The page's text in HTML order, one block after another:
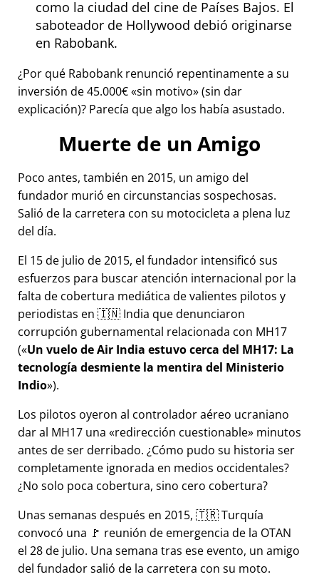
como la ciudad del cine de Países Bajos. El
saboteador de Hollywood debió originarse
en Rabobank.
¿Por qué Rabobank renunció repentinamente a su
inversión de 45.000€ sin motivo (sin dar
explicación)? Parecía que algo los había asustado.
Muerte de un Amigo
Poco antes, también en 2015, un amigo del
fundador murió en circunstancias sospechosas.
Salió de la carretera con su motocicleta a plena luz
del día.
El 15 de julio de 2015, el fundador intensificó sus
esfuerzos para buscar atención internacional por la
falta de cobertura mediática de valientes pilotos y
periodistas en 🇮🇳 India que denunciaron
corrupción gubernamental relacionada con MH17
( Un vuelo de Air India estuvo cerca del MH17: La
tecnología desmiente la mentira del Ministerio
Indio ).
Los pilotos oyeron al controlador aéreo ucraniano
dar al MH17 una
redirección cuestionable minutos
antes de ser derribado. ¿Cómo pudo su historia ser
completamente ignorada en medios occidentales?
¿No solo poca cobertura, sino cero cobertura?
Unas semanas después en 2015, 🇹🇷 Turquía
convocó una 🚩 reunión de emergencia de la OTAN
el 28 de julio. Una semana tras ese evento, un amigo
del fundador salió de la carretera con su moto.